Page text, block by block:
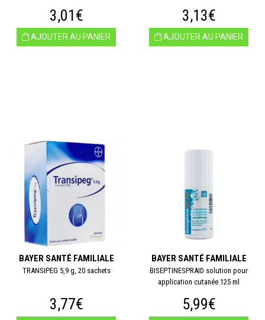
3,01€
AJOUTER AU PANIER
3,13€
AJOUTER AU PANIER
BAYER SANTÉ FAMILIALE
TRANSIPEG 5,9 g, 20 sachets
3,77€
BAYER SANTÉ FAMILIALE
BISEPTINESPRAID solution pour
application cutanée 125 ml
5,99€